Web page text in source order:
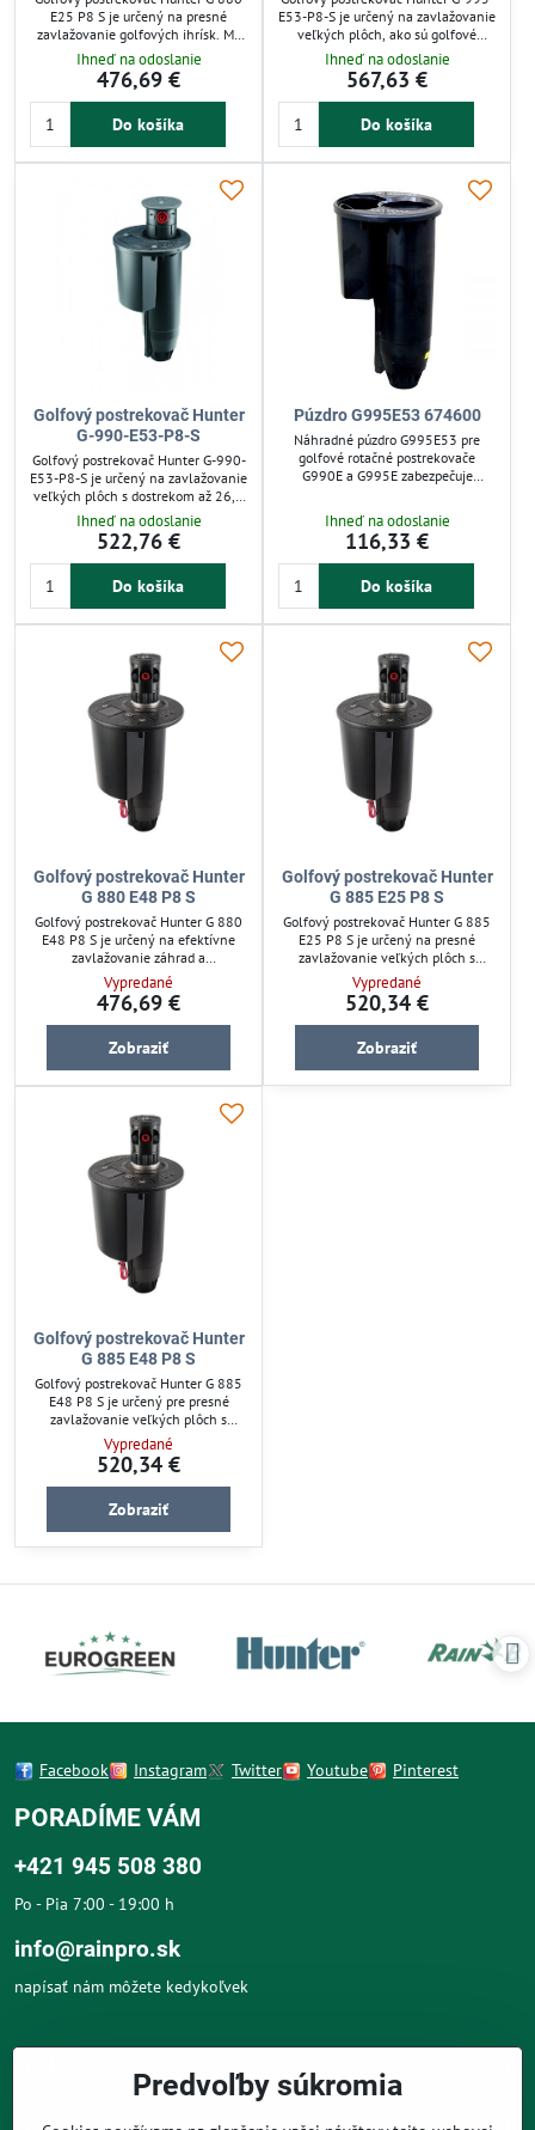
E25 P8 S je určený na presné
zavlažovanie golfových ihrísk. Má
výsuv 9 cm, ktorý minimalizuje
riziko poškodenia pri kosení. Dosah
25,9 m pokrýva veľké plochy
rovnomerne, nastaviteľná výseč
šetrí vodu. Vhodný pre
životnosťou.
Ihneď na odoslanie
476,69 €
Do košíka
E53-P8-S je určený na zavlažovanie
veľkých plôch, ako sú golfové
ihriská. S dostrekom 24,7 m a
výsuvom 8 cm zabezpečuje presné a
rovnomerné pokrytie trávnika.
Odolná konštrukcia minimalizuje
straty vody a chráni jemný povrch.
náročných podmienkach.
Ihneď na odoslanie
567,63 €
Do košíka
Golfový postrekovač Hunter
G-990-E53-P8-S
Golfový postrekovač Hunter G-990-
E53-P8-S je určený na zavlažovanie
veľkých plôch s dostrekom až 26,8
m. Výsuv 8 cm umožňuje diskrétne
osadenie do zeme, čím
minimalizuje poškodenie. Robustná
konštrukcia zabezpečuje dlhodobú
spoľahlivosť. Vhodný pre golfové
vodu a udržiava trávnik zdravý a
Ihneď na odoslanie
522,76 €
Do košíka
Púzdro G995E53 674600
Náhradné púzdro G995E53 pre
golfové rotačné postrekovače
G990E a G995E zabezpečuje
výškou 34 cm a vnútorným
priemerom 19 cm, kompatibilné so
závitom ACME 6/4". Ideálne pre
výmenu poškodených dielov a
Ihneď na odoslanie
116,33 €
Do košíka
Golfový postrekovač Hunter
G 880 E48 P8 S
Golfový postrekovač Hunter G 880
E48 P8 S je určený na efektívne
zavlažovanie záhrad a
poľnohospodárskych plôch. Má 9
cm výsuv pre jednoduchú
manipuláciu a dosah až 25,9 metra,
čo umožňuje pokrytie väčších plôch
bez presunu. Pracuje pri tlaku 5,5
kruhový postrek. Spoľahlivé
pripojenie 1 1/2“ ACME zabezpečuje
stabilitu. Robustná konštrukcia
zaručuje dlhodobú...
Vypredané
476,69 €
Zobraziť
Golfový postrekovač Hunter
G 885 E25 P8 S
Golfový postrekovač Hunter G 885
E25 P8 S je určený na presné
zavlažovanie veľkých plôch s
dostrekom až 25,9 m. Vďaka výsuvu
9 cm a pripojeniu 1 1/2“ ACME
zabezpečuje stabilné a pevné
spojenie v zavlažovacom systéme.
Nastaviteľná výseč umožňuje
poľa. Ideálny pre záhradkárov a
Vypredané
520,34 €
Zobraziť
Golfový postrekovač Hunter
G 885 E48 P8 S
Golfový postrekovač Hunter G 885
E48 P8 S je určený pre presné
zavlažovanie veľkých plôch s
dostrekom až 25,9 m. Výsuv 9 cm
zjednodušuje manipuláciu a
pripojenie 11/2“ ACME zabezpečuje
pevné spojenie. Nastaviteľná výseč
umožňuje flexibilné nastavenie
Ideálny pre efektívne závlahové
Vypredané
520,34 €
Zobraziť
Facebook Instagram Twitter Youtube Pinterest
PORADÍME VÁM
+421 945 508 380
Po - Pia 7:00 - 19:00 h
info@rainpro.sk
napísať nám môžete kedykoľvek
Predvoľby súkromia